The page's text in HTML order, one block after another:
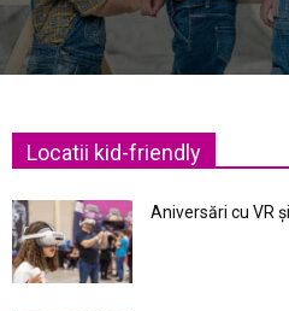
Locatii kid-friendly
Aniversări cu VR